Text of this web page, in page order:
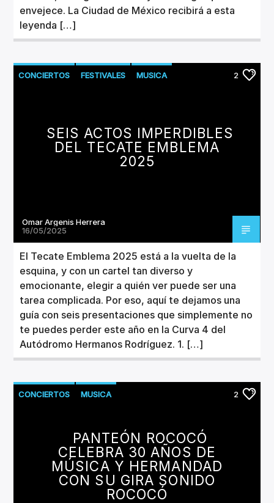
envejece. La Ciudad de México recibirá a esta
leyenda […]
CONCIERTOS FESTIVALES MUSICA 2
SEIS ACTOS IMPERDIBLES
DEL TECATE EMBLEMA
2025
Omar Argenis Herrera
16/05/2025
El Tecate Emblema 2025 está a la vuelta de la
esquina, y con un cartel tan diverso y
emocionante, elegir a quién ver puede ser una
tarea complicada. Por eso, aquí te dejamos una
guía con seis presentaciones que simplemente no
te puedes perder este año en la Curva 4 del
Autódromo Hermanos Rodríguez. 1. […]
CONCIERTOS MUSICA 2
PANTEÓN ROCOCÓ
CELEBRA 30 AÑOS DE
MÚSICA Y HERMANDAD
CON SU GIRA SONIDO
ROCOCÓ